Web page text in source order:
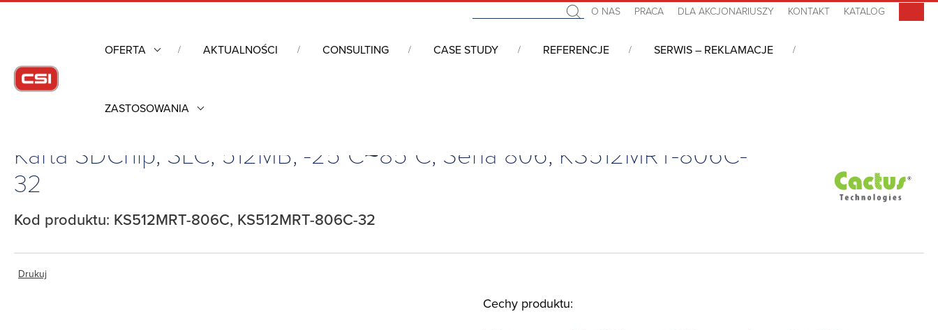
O NAS PRACA DLA AKCJONARIUSZY KONTAKT KATALOG
OFERTA AKTUALNOŚCI CONSULTING CASE STUDY REFERENCJE SERWIS – REKLAMACJE
ZASTOSOWANIA
Industrial Flash / Karty pamięci
Karta SDChip, SLC, 512MB, -25°C~85°C, Seria 806, KS512MRT-806C-
32
Kod produktu: KS512MRT-806C, KS512MRT-806C-32
Drukuj
Cechy produktu: